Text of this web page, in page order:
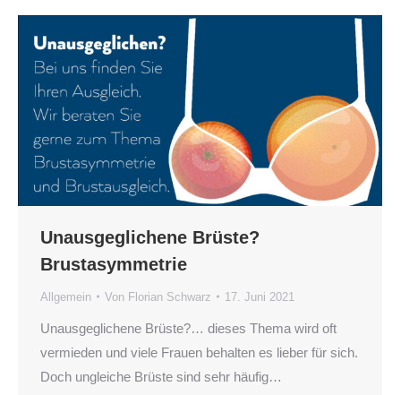
Unausgeglichene Brüste?
Brustasymmetrie
Allgemein Von Florian Schwarz 17. Juni 2021
Unausgeglichene Brüste?… dieses Thema wird oft
vermieden und viele Frauen behalten es lieber für sich.
Doch ungleiche Brüste sind sehr häufig…